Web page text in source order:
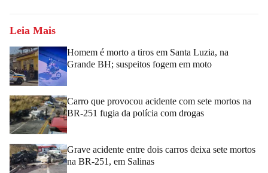
Leia Mais
Homem é morto a tiros em Santa Luzia, na
Grande BH; suspeitos fogem em moto
Carro que provocou acidente com sete mortos na
BR-251 fugia da polícia com drogas
Grave acidente entre dois carros deixa sete mortos
na BR-251, em Salinas